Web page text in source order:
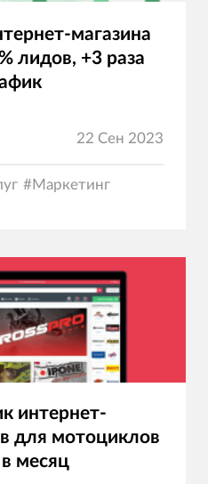
магазина
лидов, +3 раза
22 Сен 2023
#Маркетинг
интернет-
для мотоциклов
месяц